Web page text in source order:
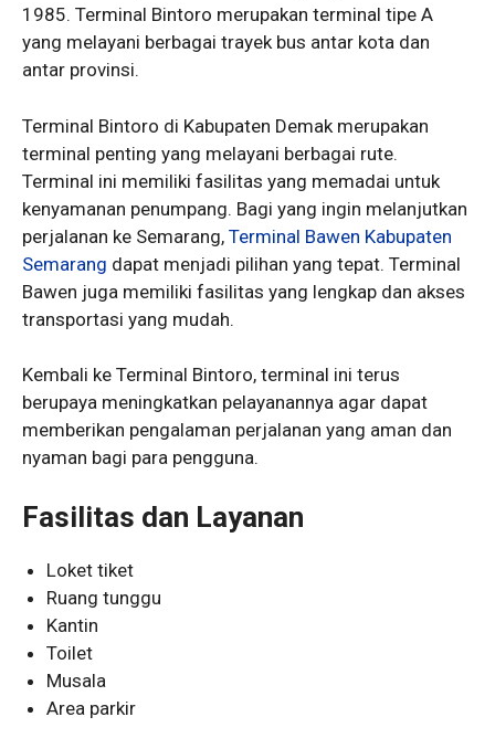
1985. Terminal Bintoro merupakan terminal tipe A
yang melayani berbagai trayek bus antar kota dan
antar provinsi.
Terminal Bintoro di Kabupaten Demak merupakan
terminal penting yang melayani berbagai rute.
Terminal ini memiliki fasilitas yang memadai untuk
kenyamanan penumpang. Bagi yang ingin melanjutkan
perjalanan ke Semarang, Terminal Bawen Kabupaten
Semarang dapat menjadi pilihan yang tepat. Terminal
Bawen juga memiliki fasilitas yang lengkap dan akses
transportasi yang mudah.
Kembali ke Terminal Bintoro, terminal ini terus
berupaya meningkatkan pelayanannya agar dapat
memberikan pengalaman perjalanan yang aman dan
nyaman bagi para pengguna.
Fasilitas dan Layanan
Loket tiket
Ruang tunggu
Kantin
Toilet
Musala
Area parkir